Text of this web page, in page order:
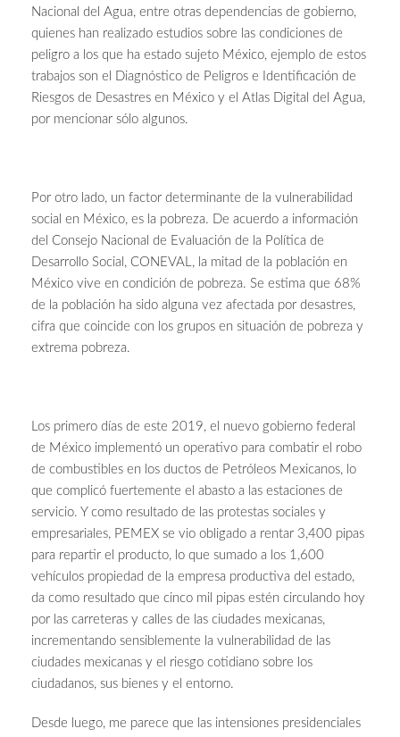
Nacional del Agua, entre otras dependencias de gobierno,
quienes han realizado estudios sobre las condiciones de
peligro a los que ha estado sujeto México, ejemplo de estos
trabajos son el Diagnóstico de Peligros e Identificación de
Riesgos de Desastres en México y el Atlas Digital del Agua,
por mencionar sólo algunos.
Por otro lado, un factor determinante de la vulnerabilidad
social en México, es la pobreza. De acuerdo a información
del Consejo Nacional de Evaluación de la Política de
Desarrollo Social, CONEVAL, la mitad de la población en
México vive en condición de pobreza. Se estima que 68%
de la población ha sido alguna vez afectada por desastres,
cifra que coincide con los grupos en situación de pobreza y
extrema pobreza.
Los primero días de este 2019, el nuevo gobierno federal
de México implementó un operativo para combatir el robo
de combustibles en los ductos de Petróleos Mexicanos, lo
que complicó fuertemente el abasto a las estaciones de
servicio. Y como resultado de las protestas sociales y
empresariales, PEMEX se vio obligado a rentar 3,400 pipas
para repartir el producto, lo que sumado a los 1,600
vehículos propiedad de la empresa productiva del estado,
da como resultado que cinco mil pipas estén circulando hoy
por las carreteras y calles de las ciudades mexicanas,
incrementando sensiblemente la vulnerabilidad de las
ciudades mexicanas y el riesgo cotidiano sobre los
ciudadanos, sus bienes y el entorno.
Desde luego, me parece que las intensiones presidenciales